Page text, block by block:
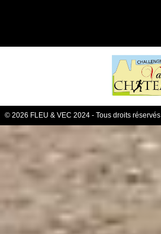
© 2026 FLEU & VEC 2024 - Tous droits réservés